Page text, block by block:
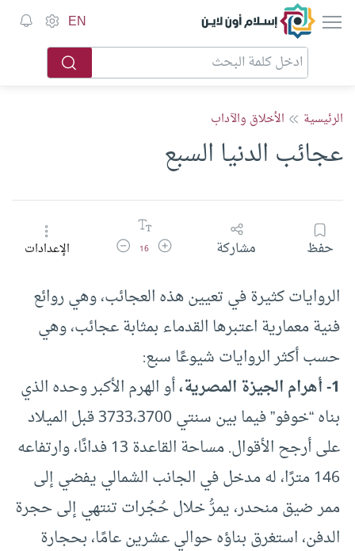
إسلام أون لاين EN
الرئيسية الأخلاق والآداب
عجائب الدنيا السبع
حفظ مشاركة زيادة حجم الخط
16 تقليل حجم الخطالإعدادات
الروايات كثيرة في تعيين هذه العجائب، وهي روائع
فنية معمارية اعتبرها القدماء بمثابة عجائب، وهي
حسب أكثر الروايات شيوعًا سبع:
1- أهرام الجيزة المصرية،
أو الهرم الأكبر وحده الذي
بناه “خوفو” فيما بين سنتي 3733،3700 قبل الميلاد
على أرجح الأقوال. مساحة القاعدة 13 فدانًا، وارتفاعه
146 مترًا، له مدخل في الجانب الشمالي يفضي إلى
ممر ضيق منحدر، يمرُّ خلال حُجُرات تنتهي إلى حجرة
الدفن، استغرق بناؤه حوالي عشرين عامًا، بحجارة